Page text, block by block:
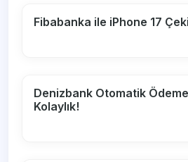
Fibabanka ile iPhone 17
Denizbank Otomatik
Kolaylık!